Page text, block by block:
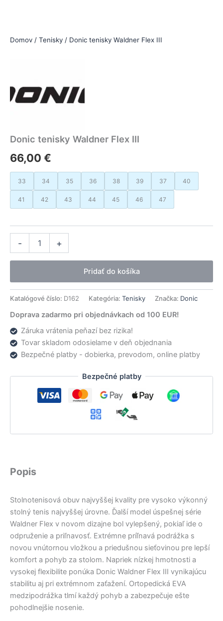
Domov / Tenisky / Donic tenisky Waldner Flex III
Donic tenisky Waldner Flex III
66,00 €
33 34 35 36 38 39 37 40
41 42 43 44 45 46 47
- +
Pridať do košíka
Katalógové číslo: D162 Kategória: Tenisky Značka: Donic
Doprava zadarmo pri objednávkach od 100 EUR!
Záruka vrátenia peňazí bez rizika!
Tovar skladom odosielame v deň objednania
Bezpečné platby - dobierka, prevodom, online platby
Bezpečné platby
Popis
Stolnotenisová obuv najvyššej kvality pre vysoko výkonný
stolný tenis najvyššej úrovne. Ďalší model úspešnej série
Waldner Flex v novom dizajne bol vylepšený, pokiaľ ide o
odpruženie a priľnavosť. Extrémne príľnavá podrážka s
novou vnútornou vložkou a priedušnou sieťovinou pre lepší
komfort a pohyb za stolom. Napriek nízkej hmotnosti a
vysokej flexibilite ponúka Donic Waldner Flex III vynikajúcu
stabilitu aj pri extrémnom zaťažení. Ortopedická EVA
medzipodrážka tlmí každý pohyb a zabezpečuje ešte
pohodlnejšie nosenie.